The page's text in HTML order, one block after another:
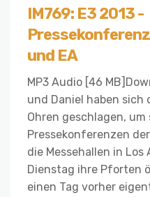
IM769: E3 2013 -
und EA
MP3 Audio [46
und Daniel haben sich
Ohren geschlagen, um
Pressekonferenzen
die Messehallen in
Dienstag ihre Pforten
einen Tag vorher